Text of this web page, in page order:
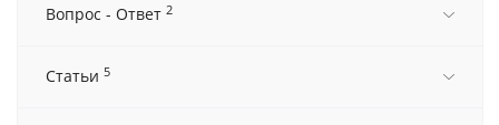
Вопрос - Ответ 2
Статьи 5